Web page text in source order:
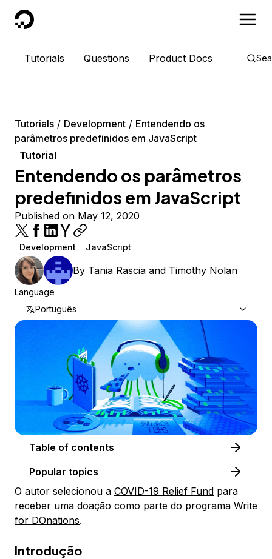
DigitalOcean
Tutorials Questions Product Docs
Tutorials Development
Entendendo os
parâmetros predefinidos em JavaScript
Tutorial
Entendendo os parâmetros
predefinidos em JavaScript
Published on May 12, 2020
Development JavaScript
By Tania Rascia and Timothy Nolan
Language
Português
Table of contents
Popular topics
O autor selecionou a COVID-19 Relief Fund ​​​​​ para
receber uma doação como parte do programa Write
for DOnations.
Introdução